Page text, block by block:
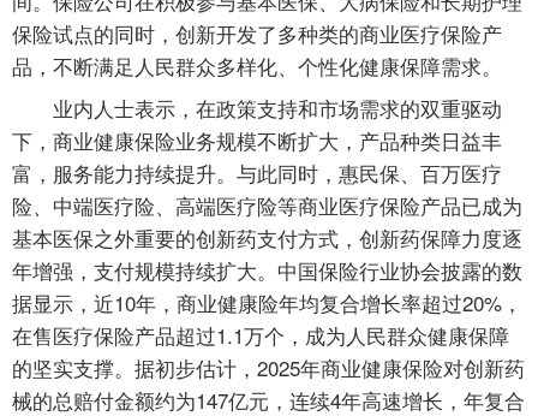
保险试点的同时，创新开发了多种类的商业医疗保险产
品，不断满足人民群众多样化、个性化健康保障需求。
业内人士表示，在政策支持和市场需求的双重驱动
下，商业健康保险业务规模不断扩大，产品种类日益丰
富，服务能力持续提升。与此同时，惠民保、百万医疗
险、中端医疗险、高端医疗险等商业医疗保险产品已成为
基本医保之外重要的创新药支付方式，创新药保障力度逐
年增强，支付规模持续扩大。中国保险行业协会披露的数
据显示，近10年，商业健康险年均复合增长率超过20%，
在售医疗保险产品超过1.1万个，成为人民群众健康保障
的坚实支撑。据初步估计，2025年商业健康保险对创新药
械的总赔付金额约为147亿元，连续4年高速增长，年复合